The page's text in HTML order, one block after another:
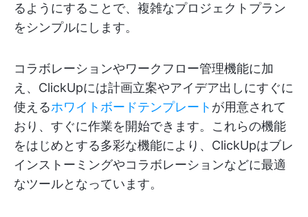
るようにすることで、複雑なプロジェクトプラン
をシンプルにします。
コラボレーションやワークフロー管理機能に加
え、ClickUpには計画立案やアイデア出しにすぐに
使えるホワイトボードテンプレート が用意されて
おり、すぐに作業を開始できます。これらの機能
をはじめとする多彩な機能により、ClickUpはブレ
インストーミングやコラボレーションなどに最適
なツールとなっています。